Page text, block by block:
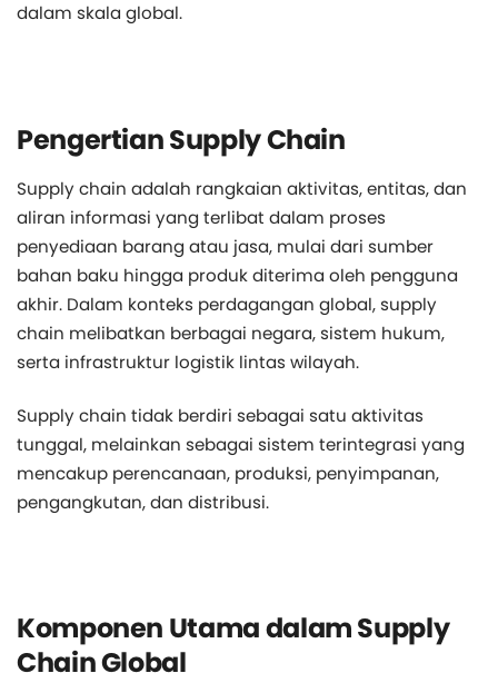
dalam skala global.
Pengertian Supply Chain
Supply chain adalah rangkaian aktivitas, entitas, dan
aliran informasi yang terlibat dalam proses
penyediaan barang atau jasa, mulai dari sumber
bahan baku hingga produk diterima oleh pengguna
akhir. Dalam konteks perdagangan global, supply
chain melibatkan berbagai negara, sistem hukum,
serta infrastruktur logistik lintas wilayah.
Supply chain tidak berdiri sebagai satu aktivitas
tunggal, melainkan sebagai sistem terintegrasi yang
mencakup perencanaan, produksi, penyimpanan,
pengangkutan, dan distribusi.
Komponen Utama dalam Supply
Chain Global